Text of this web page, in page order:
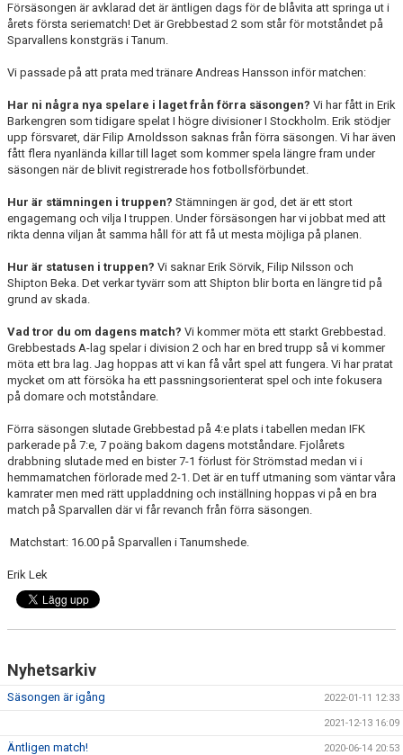
BILDGALLERI
MATCHER
VERKSAMHETSBERÄTTELSER
Försäsongen är avklarad det är äntligen dags för de blåvita att springa ut i
årets första seriematch! Det är Grebbestad 2 som står för motståndet på
Sparvallens konstgräs i Tanum.
Vi passade på att prata med tränare Andreas Hansson inför matchen:
Har ni några nya spelare i laget från förra säsongen? Vi har fått in Erik
Barkengren som tidigare spelat I högre divisioner I Stockholm. Erik stödjer
upp försvaret, där Filip Arnoldsson saknas från förra säsongen. Vi har även
fått flera nyanlända killar till laget som kommer spela längre fram under
säsongen när de blivit registrerade hos fotbollsförbundet.
Hur är stämningen i truppen? Stämningen är god, det är ett stort
engagemang och vilja I truppen. Under försäsongen har vi jobbat med att
rikta denna viljan åt samma håll för att få ut mesta möjliga på planen.
Hur är statusen i truppen? Vi saknar Erik Sörvik, Filip Nilsson och
Shipton Beka. Det verkar tyvärr som att Shipton blir borta en längre tid på
grund av skada.
Vad tror du om dagens match? Vi kommer möta ett starkt Grebbestad.
Grebbestads A-lag spelar i division 2 och har en bred trupp så vi kommer
möta ett bra lag. Jag hoppas att vi kan få vårt spel att fungera. Vi har pratat
mycket om att försöka ha ett passningsorienterat spel och inte fokusera
på domare och motståndare.
Förra säsongen slutade Grebbestad på 4:e plats i tabellen medan IFK
parkerade på 7:e, 7 poäng bakom dagens motståndare. Fjolårets
drabbning slutade med en bister 7-1 förlust för Strömstad medan vi i
hemmamatchen förlorade med 2-1. Det är en tuff utmaning som väntar våra
kamrater men med rätt uppladdning och inställning hoppas vi på en bra
match på Sparvallen där vi får revanch från förra säsongen.
Matchstart: 16.00 på Sparvallen i Tanumshede.
Erik Lek
Nyhetsarkiv
Säsongen är igång 2022-01-11 12:33
2021-12-13 16:09
Äntligen match! 2020-06-14 20:53